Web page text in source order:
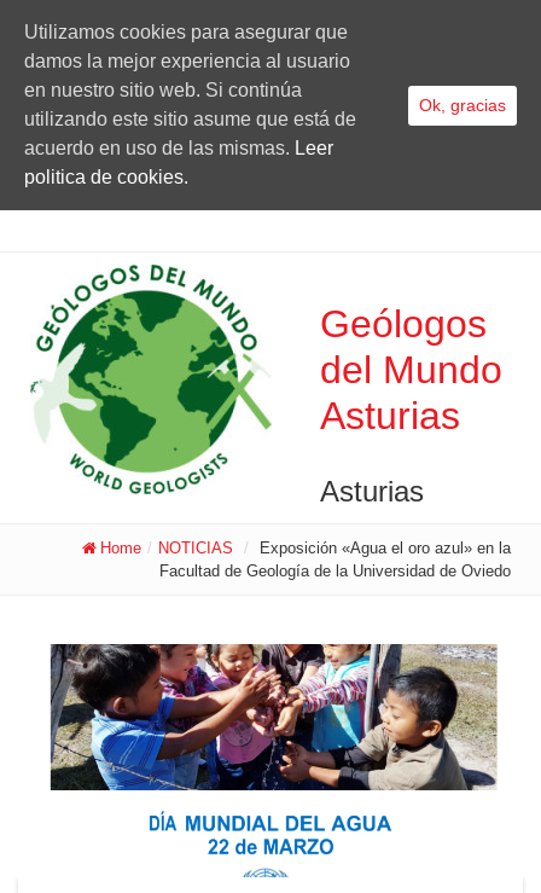
Geólogos
del Mundo
Asturias
Asturias
Home / NOTICIAS /
Exposición «Agua el oro azul» en la
Facultad de Geología de la Universidad de Oviedo
Utilizamos cookies para asegurar que
damos la mejor experiencia al usuario
en nuestro sitio web. Si continúa
utilizando este sitio asume que está de
acuerdo en uso de las mismas. Leer
politica de cookies.
Ok, gracias